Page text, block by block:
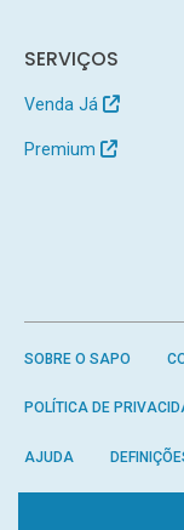
SERVIÇOS
Venda Já
Premium
SOBRE O SAPO
POLÍTICA DE
AJUDA